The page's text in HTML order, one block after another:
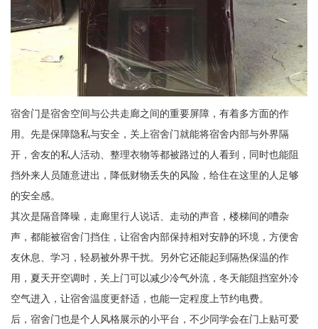
宿舍门是宿舍空间与公共走廊之间的重要屏障，有着多方面的作
用。先是保障隐私与安全，关上宿舍门就能将宿舍内部与外界隔
开，舍友的私人活动、整理衣物等都被路过的人看到，同时也能阻
挡外来人员随意进出，降低财物丢失的风险，给住在这里的人足够
的安全感。
其次是隔音降噪，走廊里行人说话、走动的声音，楼梯间的嘈杂
声，都能被宿舍门挡住，让宿舍内部保持相对安静的环境，方便舍
友休息、学习，轻易被外界干扰。另外它还能起到隔热保温的作
用，夏天开空调时，关上门可以减少冷气外流，冬天能阻挡室外冷
空气进入，让宿舍温度更舒适，也能一定程度上节约电费。
后，宿舍门也是个人风格展示的小平台，不少同学会在门上贴可爱